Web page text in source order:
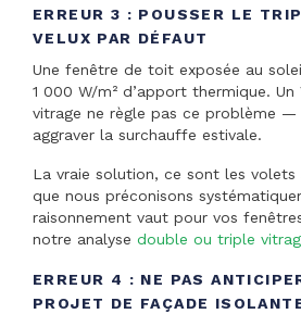
ERREUR 3 : POUSSER LE
VELUX PAR DÉFAUT
Une fenêtre de toit exposée au
1 000 W/m² d’apport thermique. Un
vitrage ne règle pas ce problème
aggraver la surchauffe estivale.
La vraie solution, ce sont les volets
que nous préconisons
raisonnement vaut pour vos
notre analyse double ou triple
ERREUR 4 : NE PAS
PROJET DE FAÇADE